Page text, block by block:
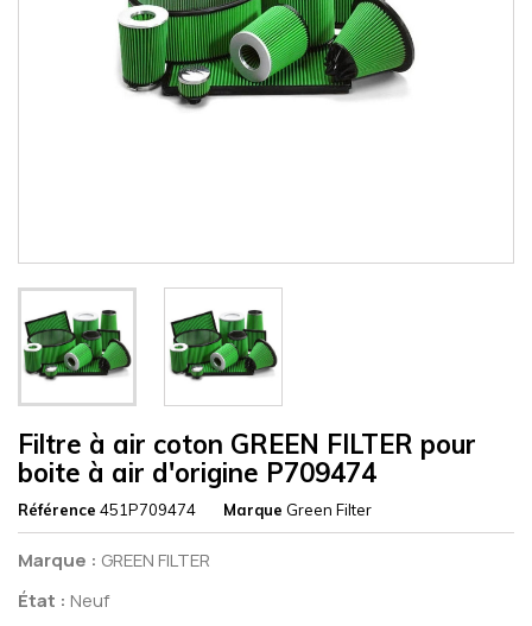
Filtre à air coton GREEN FILTER pour
boite à air d'origine P709474
Référence 451P709474 Marque Green Filter
Marque : GREEN FILTER
État : Neuf